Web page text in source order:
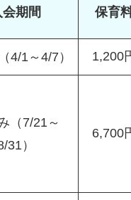
会期間 保育
4/1～4/7） 1,200
（7/21～
31）
6,700